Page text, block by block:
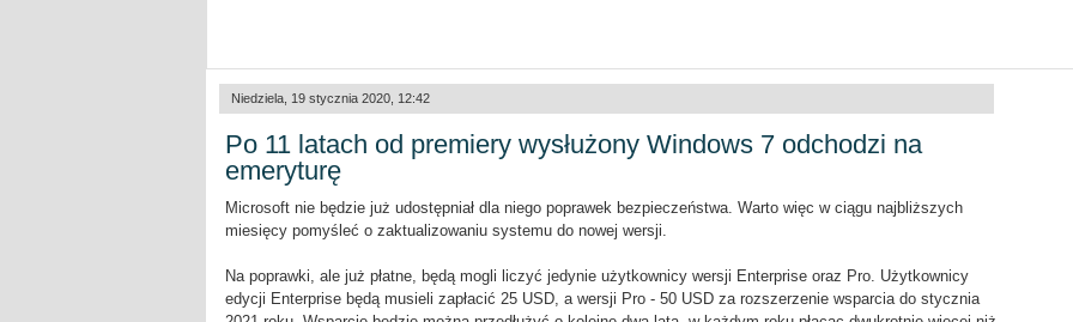
Niedziela, 19 stycznia 2020, 12:42
Po 11 latach od premiery wysłużony Windows 7 odchodzi na
emeryturę
Microsoft nie będzie już udostępniał dla niego poprawek bezpieczeństwa. Warto więc w ciągu najbliższych
miesięcy pomyśleć o zaktualizowaniu systemu do nowej wersji.
Na poprawki, ale już płatne, będą mogli liczyć jedynie użytkownicy wersji Enterprise oraz Pro. Użytkownicy
edycji Enterprise będą musieli zapłacić 25 USD, a wersji Pro - 50 USD za rozszerzenie wsparcia do stycznia